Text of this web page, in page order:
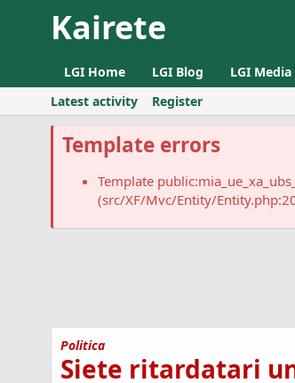
Kairete
LGI Home LGI Blog LGI Media
Latest activity
Register
Template errors
Template
(src/XF/Mvc/Entity/
Politica
Siete ritardatari